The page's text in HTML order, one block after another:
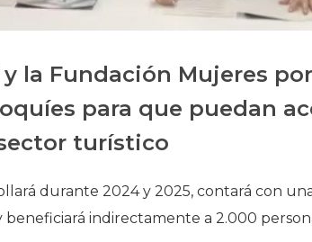
y la Fundación Mujeres
para que puedan
turístico
durante 2024 y 2025, contará con
beneficiará indirectamente a 2.000